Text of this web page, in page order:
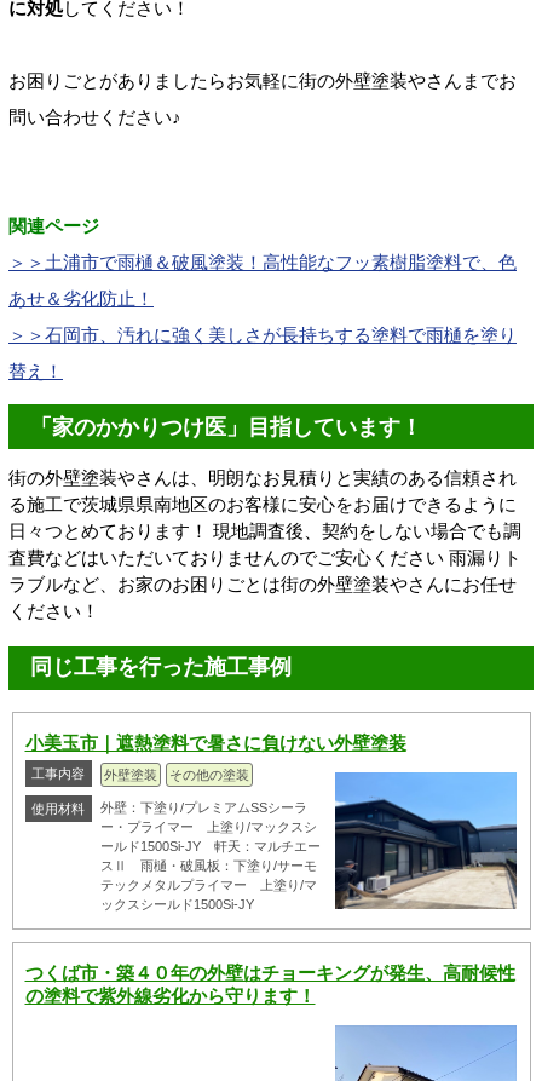
に対処してください！
お困りごとがありましたらお気軽に街の外壁塗装やさんまでお
問い合わせください♪
関連ページ
＞＞土浦市で雨樋＆破風塗装！高性能なフッ素樹脂塗料で、色
あせ＆劣化防止！
＞＞石岡市、汚れに強く美しさが長持ちする塗料で雨樋を塗り
替え！
「家のかかりつけ医」目指しています！
街の外壁塗装やさんは、明朗なお見積りと実績のある信頼され
る施工で茨城県県南地区のお客様に安心をお届けできるように
日々つとめております！ 現地調査後、契約をしない場合でも調
査費などはいただいておりませんのでご安心ください 雨漏りト
ラブルなど、お家のお困りごとは街の外壁塗装やさんにお任せ
ください！
同じ工事を行った施工事例
小美玉市｜遮熱塗料で暑さに負けない外壁塗装
工事内容 外壁塗装 その他の塗装
使用材料
外壁：下塗り/プレミアムSSシーラ
ー・プライマー 上塗り/マックスシ
ールド1500Si-JY 軒天：マルチエー
スⅡ 雨樋・破風板：下塗り/サーモ
テックメタルプライマー 上塗り/マ
ックスシールド1500Si-JY
つくば市・築４０年の外壁はチョーキングが発生、高耐候性
の塗料で紫外線劣化から守ります！